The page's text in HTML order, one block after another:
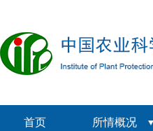
首页 所情概况